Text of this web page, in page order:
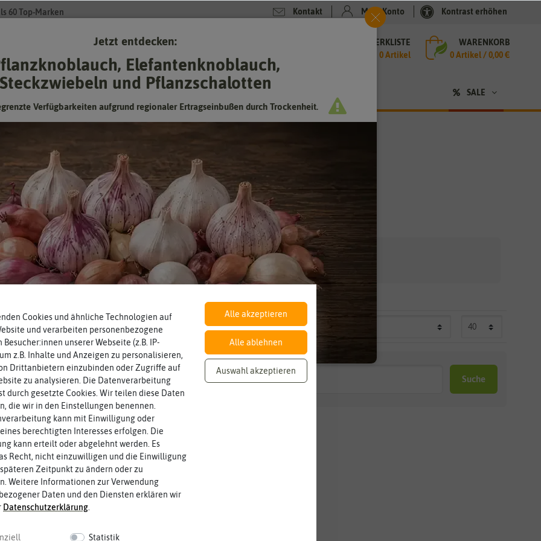
60 Top-Marken Kontakt Mein Konto Kontrast erhöhen
MERKLISTE
0 Artikel
WARENKORB
0Artikel /0,00 €
SALE
für HerstellerHolland Park
Park
Suche
Cookies und ähnliche Technologien auf
und verarbeiten personenbezogene
Besucher:innen unserer Webseite (z.B. IP-
z.B. Inhalte und Anzeigen zu personalisieren,
Drittanbietern einzubinden oder Zugriffe auf
zu analysieren. Die Datenverarbeitung
durch gesetzte Cookies. Wir teilen diese Daten
die wir in den Einstellungen benennen.
kann mit Einwilligung oder
berechtigten Interesses erfolgen. Die
kann erteilt oder abgelehnt werden. Es
Recht, nicht einzuwilligen und die Einwilligung
Zeitpunkt zu ändern oder zu
Weitere Informationen zur Verwendung
Daten und den Diensten erklären wir
Daten­schutz­erklärung
Statistik
Alle akzeptieren
Alle ablehnen
Auswahl akzeptieren
Jetzt entdecken:
Elefantenknoblauch,
Steckzwiebeln und Pflanzschalotten
Verfügbarkeiten aufgrund regionaler Ertragseinbußen durch Trockenheit.
Knoblauch & Zwiebeln